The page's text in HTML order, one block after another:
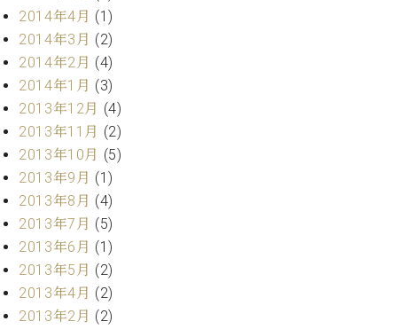
律)
調
律
師
紹
介
調
料
金
表
お
問
合
わ
せ
2014年4月 (1)
2014年3月 (2)
2014年2月 (4)
2014年1月 (3)
2013年12月 (4)
2013年11月 (2)
2013年10月 (5)
2013年9月 (1)
2013年8月 (4)
2013年7月 (5)
2013年6月 (1)
2013年5月 (2)
2013年4月 (2)
2013年2月 (2)